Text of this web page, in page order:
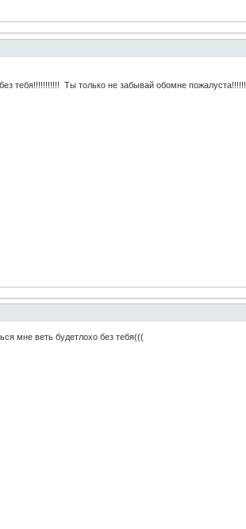
тебя!!!!!!!!!!! Ты только не забывай обомне
мне веть будетлохо без тебя(((